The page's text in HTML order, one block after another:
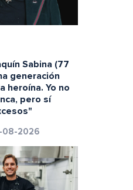
Sabina (77
generación
heroína. Yo no
pero sí
08-2026